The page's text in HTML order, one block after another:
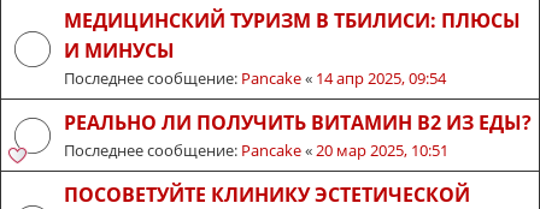
МЕДИЦИНСКИЙ ТУРИЗМ В ТБИЛИСИ: ПЛЮСЫ
И МИНУСЫ
Последнее сообщение: Pancake« 14 апр 2025, 09:54
РЕАЛЬНО ЛИ ПОЛУЧИТЬ ВИТАМИН B2 ИЗ ЕДЫ?
Последнее сообщение: Pancake« 20 мар 2025, 10:51
ПОСОВЕТУЙТЕ КЛИНИКУ ЭСТЕТИЧЕСКОЙ